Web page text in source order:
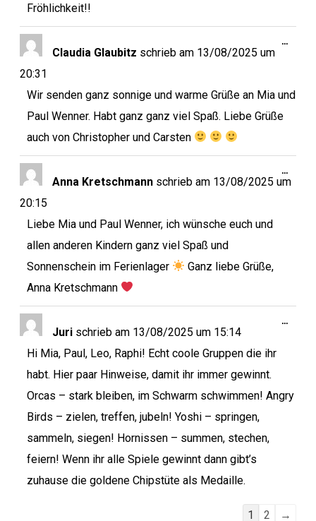
Fröhlichkeit!!
Claudia Glaubitz schrieb am13/08/2025 um
20:31
Wir senden ganz sonnige und warme Grüße an Mia und
Paul Wenner. Habt ganz ganz viel Spaß. Liebe Grüße
auch von Christopher und Carsten
…
Anna Kretschmann schrieb am13/08/2025 um
20:15
Liebe Mia und Paul Wenner, ich wünsche euch und
allen anderen Kindern ganz viel Spaß und
Sonnenschein im Ferienlager
Ganz liebe Grüße,
Anna Kretschmann
…
Juri schrieb am13/08/2025 um 15:14
Hi Mia, Paul, Leo, Raphi! Echt coole Gruppen die ihr
habt. Hier paar Hinweise, damit ihr immer gewinnt.
Orcas – stark bleiben, im Schwarm schwimmen! Angry
Birds – zielen, treffen, jubeln! Yoshi – springen,
sammeln, siegen! Hornissen – summen, stechen,
feiern! Wenn ihr alle Spiele gewinnt dann gibt’s
zuhause die goldene Chipstüte als Medaille.
…
1 2 →